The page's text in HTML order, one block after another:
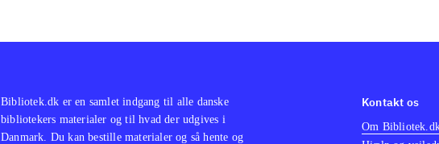
Bibliotek.dk er en samlet indgang til alle danske
bibliotekers materialer og til hvad der udgives i
Danmark. Du kan bestille materialer og så hente og
Kontakt os
Om